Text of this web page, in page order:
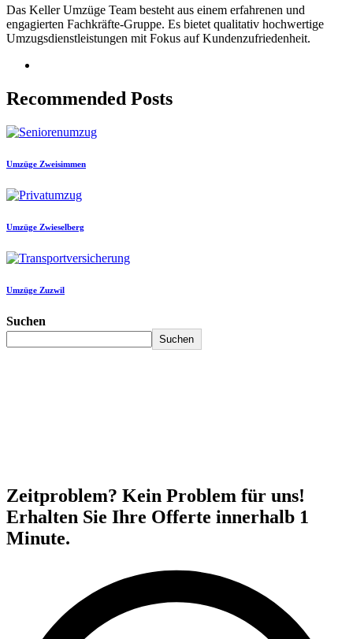
Das Keller Umzüge Team besteht aus einem erfahrenen und
engagierten Fachkräfte-Gruppe. Es bietet qualitativ hochwertige
Umzugsdienstleistungen mit Fokus auf Kundenzufriedenheit.
Recommended Posts
Umzüge Zweisimmen
Umzüge Zwieselberg
Umzüge Zuzwil
Suchen
Suchen
Zeitproblem? Kein Problem für uns!
Erhalten Sie Ihre Offerte innerhalb 1
Minute.